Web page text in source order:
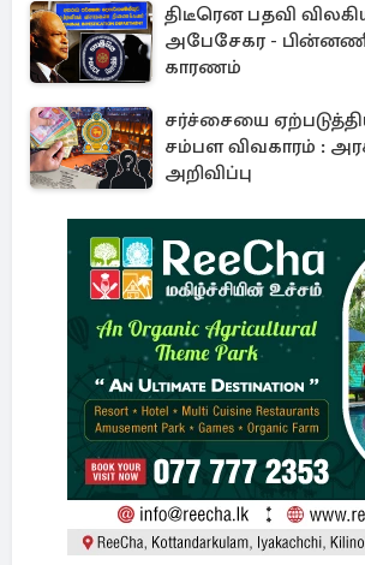
திடீரென பதவி
அபேசேகர -
காரணம்
சர்ச்சையை
சம்பள விவகாரம் :
அறிவிப்பு